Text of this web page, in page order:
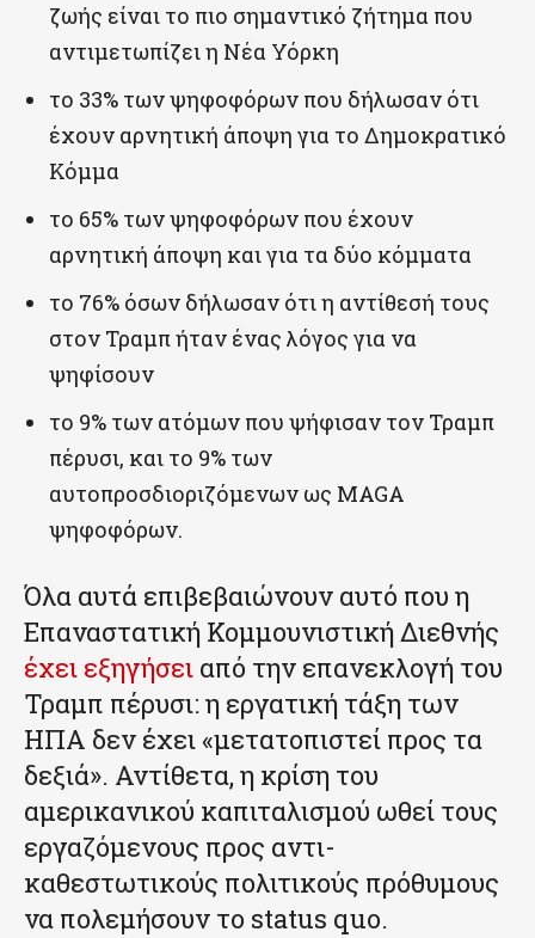
ζωής είναι το πιο σημαντικό ζήτημα που
αντιμετωπίζει η Νέα Υόρκη
το 33% των ψηφοφόρων που δήλωσαν ότι
έχουν αρνητική άποψη για το Δημοκρατικό
Κόμμα
το 65% των ψηφοφόρων που έχουν
αρνητική άποψη και για τα δύο κόμματα
το 76% όσων δήλωσαν ότι η αντίθεσή τους
στον Τραμπ ήταν ένας λόγος για να
ψηφίσουν
το 9% των ατόμων που ψήφισαν τον Τραμπ
πέρυσι, και το 9% των
αυτοπροσδιοριζόμενων ως MAGA
ψηφοφόρων.
Όλα αυτά επιβεβαιώνουν αυτό που η
Επαναστατική Κομμουνιστική Διεθνής
έχει εξηγήσει από την επανεκλογή του
Τραμπ πέρυσι: η εργατική τάξη των
ΗΠΑ δεν έχει «μετατοπιστεί προς τα
δεξιά». Αντίθετα, η κρίση του
αμερικανικού καπιταλισμού ωθεί τους
εργαζόμενους προς αντι-
καθεστωτικούς πολιτικούς πρόθυμους
να πολεμήσουν το status quo.